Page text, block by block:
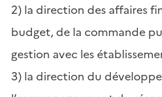
2) la direction des affaires
budget, de la commande
gestion avec les
3) la direction du